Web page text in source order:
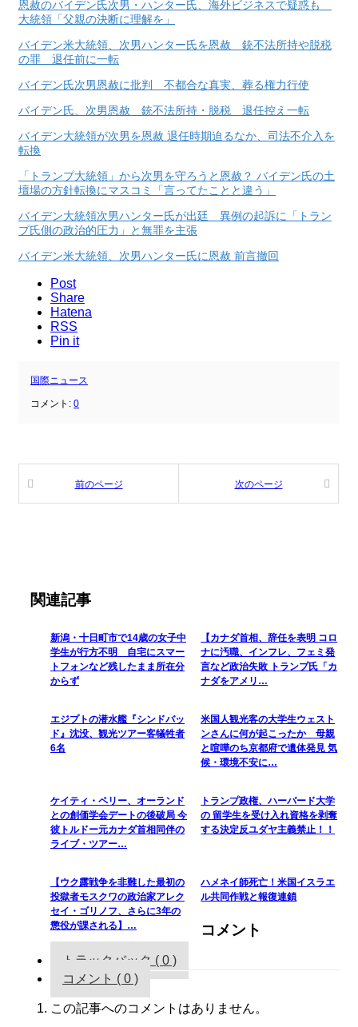
恩赦のバイデン氏次男・ハンター氏、海外ビジネスで疑惑も
大統領「父親の決断に理解を」
バイデン米大統領、次男ハンター氏を恩赦 銃不法所持や脱税
の罪 退任前に一転
バイデン氏次男恩赦に批判 不都合な真実、葬る権力行使
バイデン氏、次男恩赦 銃不法所持・脱税 退任控え一転
バイデン大統領が次男を恩赦 退任時期迫るなか、司法不介入を
転換
「トランプ大統領」から次男を守ろうと恩赦？ バイデン氏の土
壇場の方針転換にマスコミ「言ってたことと違う」
バイデン大統領次男ハンター氏が出廷 異例の起訴に「トラン
プ氏側の政治的圧力」と無罪を主張
バイデン米大統領、次男ハンター氏に恩赦 前言撤回
Post
Share
Hatena
RSS
Pin it
国際ニュース
コメント: 0
前のページ 次のページ
関連記事
新潟・十日町市で14歳の女子中
学生が行方不明 自宅にスマー
トフォンなど残したまま所在分
からず
【カナダ首相、辞任を表明 コロ
ナに汚職、インフレ、フェミ発
言など政治失敗 トランプ氏「カ
ナダをアメリ…
エジプトの潜水艦『シンドバッ
ド』沈没、観光ツアー客犠牲者
6名
米国人観光客の大学生ウェスト
ンさんに何が起こったか 母親
と喧嘩のち京都府で遺体発見 気
候・環境不安に…
ケイティ・ペリー、オーランド
との創価学会デートの後破局 今
彼トルドー元カナダ首相同伴の
ライブ・ツアー…
トランプ政権、ハーバード大学
の 留学生を受け入れ資格を剥奪
する決定反ユダヤ主義禁止！！
【ウク露戦争を非難した最初の
投獄者モスクワの政治家アレク
セイ・ゴリノフ、さらに3年の
懲役が課される】…
ハメネイ師死亡！米国イスラエ
ル共同作戦と報復連鎖
コメント
トラックバック ( 0 )
コメント ( 0 )
この記事へのコメントはありません。